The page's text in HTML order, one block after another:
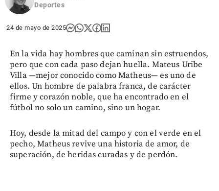
Deportes
24 de mayo de 2025
En la vida hay hombres que caminan sin estruendos,
pero que con cada paso dejan huella. Mateus Uribe
Villa —mejor conocido como Matheus— es uno de
ellos. Un hombre de palabra franca, de carácter
firme y corazón noble, que ha encontrado en el
fútbol no solo un camino, sino un hogar.
Hoy, desde la mitad del campo y con el verde en el
pecho, Matheus revive una historia de amor, de
superación, de heridas curadas y de perdón.